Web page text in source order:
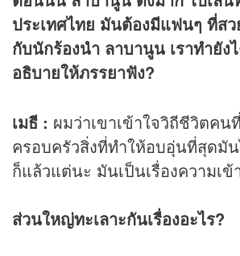
ประเทศไทย มันต้องมีแฟนๆ ที่ส
กับนักร้องนำ ลาบานูน เราทำยัง
อธิบายให้ภรรยาฟัง?
เมธี : ผมว่าเขาเข้าใจวิถีชีวิตคน
ครอบครัวสิ่งที่ทำให้อบอุ่นที่สุดมัน
ก็แล้วแต่นะ มันเป็นเรื่องความเข้
ส่วนใหญ่ทะเลาะกันเรื่องอะไร?